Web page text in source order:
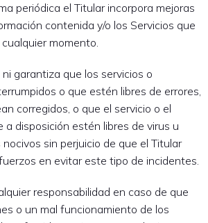
periódica el Titular incorpora mejoras
contenida y/o los Servicios que
momento.
garantiza que los servicios o
o que estén libres de errores,
corregidos, o que el servicio o el
a disposición estén libres de virus u
sin perjuicio de que el Titular
en evitar este tipo de incidentes.
responsabilidad en caso de que
o un mal funcionamiento de los